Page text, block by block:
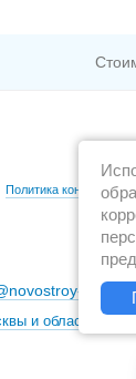
Политика
gid.ru
и области